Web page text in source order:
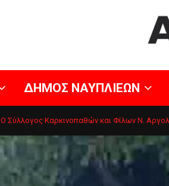
ΔΗΜΟΣ ΝΑΥΠΛΙΕΩΝ
Ο Σύλλογος Καρκινοπαθών και Φίλων Ν.